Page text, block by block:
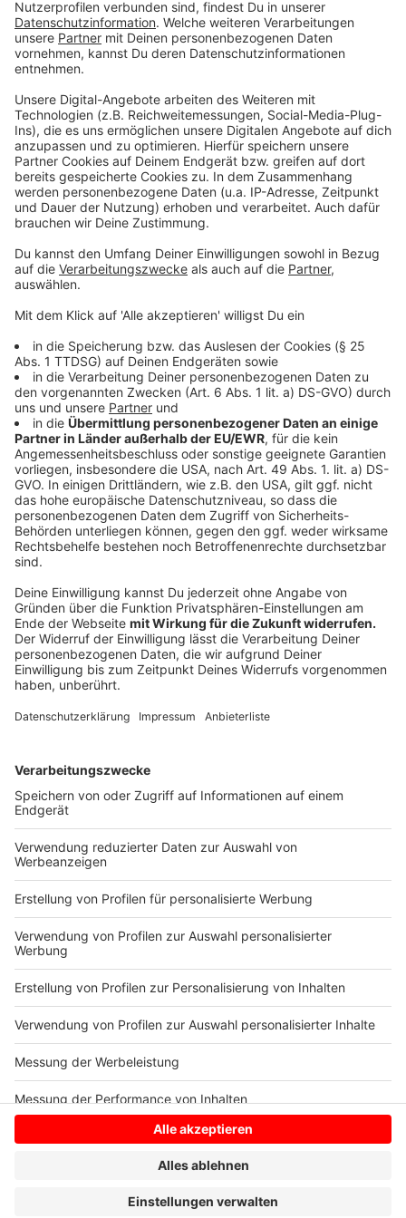
Anzeige
Information des Bundesgesundheitsministeriums, die
Impfungen mit dem COVID-19-Impfstoff
AstraZeneca vorübergehend auszusetzen, sind heute
im Kreis Borken die entsprechenden Impfungen
gestoppt worden. Dies betrifft sowohl die Erst- als
auch die Folgeimpfungen mit AstraZeneca im
"Impfzentrum Kreis Borken" in Velen und durch die
mobilen Teams im Kreisgebiet. Bis auf Weiteres finden
damit vor Ort auch keine Impfungen von Personen, die
Förderschulen sowie in besonderen
Jugendhilfeeinrichtungen tätig sind, statt.
Das Paul-Ehrlich-Institut weist darauf hin, dass
Personen, die den Impfstoff AstraZeneca erhalten
haben und sich mehr als vier Tage nach der Impfung
zunehmend unwohl fühlen, zum Beispiel mit starken
und anhaltenden Kopfschmerzen oder punktförmigen
Hautblutungen, sich unverzüglich in ärztliche
Behandlung begeben sollten.
Ausdrücklich weist der Kreis Borken darauf hin, dass
die Termine mit dem Impfstoff BioNTec Pfizer nicht
von dem Stopp betroffen sind. Das heißt, alle von der
Altersgruppe 80+ gebuchten Termine im Impfzentrum
in Velen behalten ihre Gültigkeit, denn dieser
Personenkreis erhält den Impfstoff BioNTec Pfizer.
Das Impfzentrum in Velen bleibt daher weiterhin
geöffnet.
Anzeige
Mehr Infos zum Impfstopp mit dem Mittel von
AstraZeneca findet Ihr hier.
Anzeige
Anzeige